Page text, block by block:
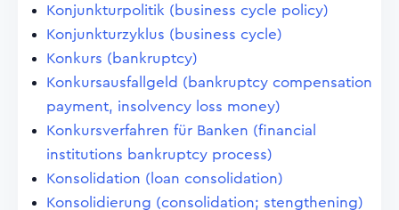
Konjunkturpolitik (business cycle policy)
Konjunkturzyklus (business cycle)
Konkurs (bankruptcy)
Konkursausfallgeld (bankruptcy compensation
payment, insolvency loss money)
Konkursverfahren für Banken (financial
institutions bankruptcy process)
Konsolidation (loan consolidation)
Konsolidierung (consolidation; stengthening)